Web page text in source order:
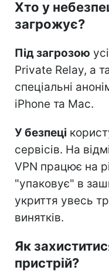
Хто у
загрожує?
Під загрозою
Private Relay, а
спеціальні
iPhone та Mac.
У безпеці
сервісів. На
VPN працює на
"упаковує" в
укриття увесь
винятків.
Як
пристрій?